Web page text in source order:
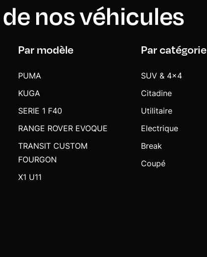
nos véhicules
Par modèle
PUMA
KUGA
SERIE 1 F40
RANGE ROVER EVOQUE
TRANSIT CUSTOM
FOURGON
X1 U11
Par catégorie
SUV & 4x4
Citadine
Utilitaire
Electrique
Break
Coupé